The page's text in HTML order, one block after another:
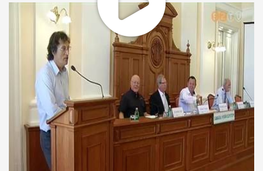
A Savaria Urbanisztikai Nyári Egyetemet 1968-ban hívták
életre. Nagyszerűsége egyediségében rejlik - mondta
köszöntőjében Puskás Tivadar polgármester, hiszen fél
évszázados múltravisszatekintő, civil szervezet által
szervezett szabadegyetem nincs több az országban
Puskás Tivadar - polgármester
"Az idei fő téma a települések, a települések arculata lesz a
fejesztések lesznek. Azért is örülök külön, hogy
Szombathelyen kerül megrendezésre, hiszen ebben a
témában Szombathely sok mindent tud mondani."